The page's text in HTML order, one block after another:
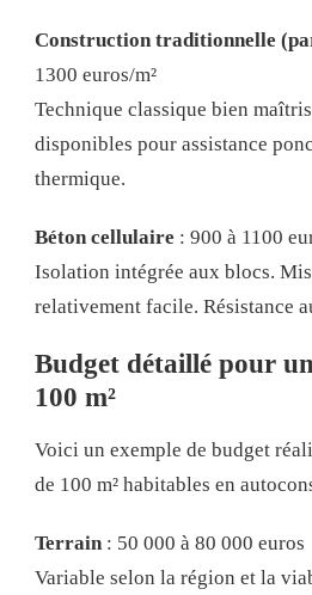
Construction traditionnelle
1300 euros/m²
Technique classique bien
disponibles pour assistance
thermique.
Béton cellulaire : 900 à 1100
Isolation intégrée aux blocs.
relativement facile. Résistance
Budget détaillé pour
100 m²
Voici un exemple de budget
de 100 m² habitables en
Terrain: 50 000 à 80 000 euros
Variable selon la région et la